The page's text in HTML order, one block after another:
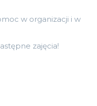
w organizacji i w
zajęcia!